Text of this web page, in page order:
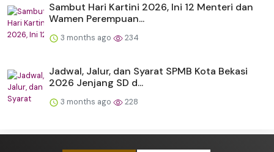
Sambut Hari Kartini 2026, Ini 12 Menteri dan
Wamen Perempuan...
3 months ago 234
Jadwal, Jalur, dan Syarat SPMB Kota Bekasi
2026 Jenjang SD d...
3 months ago 228